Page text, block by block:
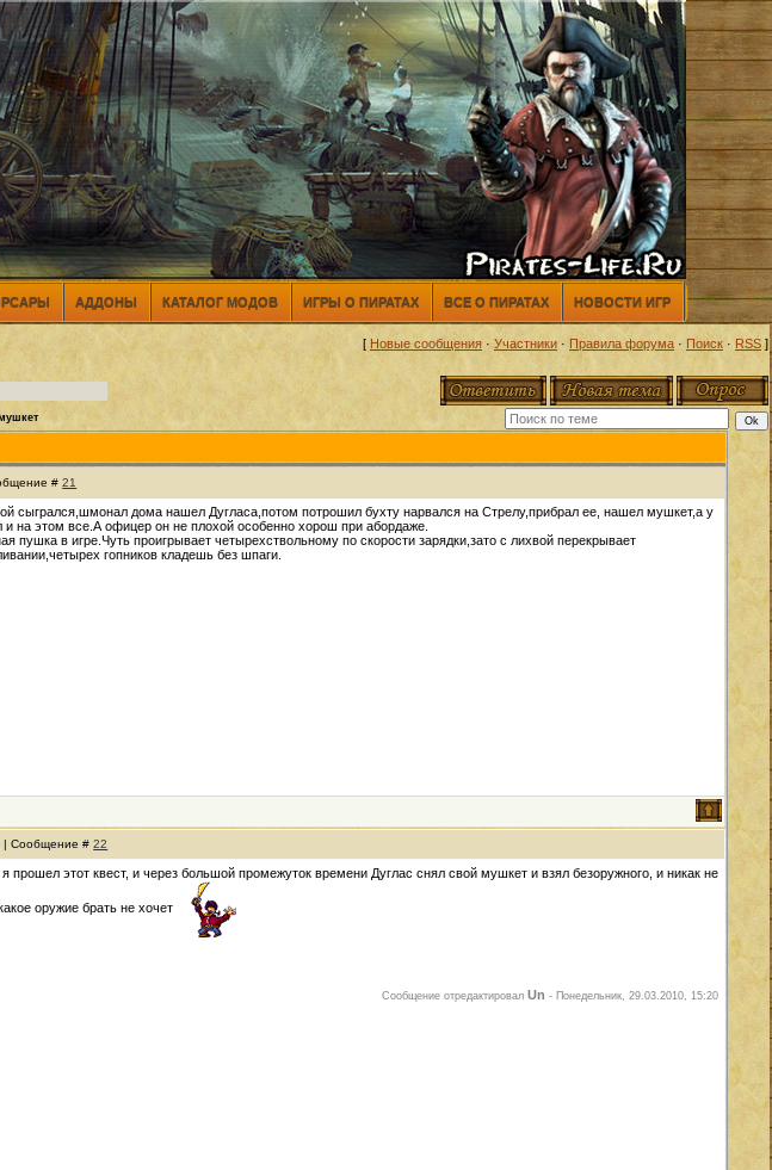
АДДОНЫ КАТАЛОГ МОДОВ ИГРЫ О ПИРАТАХ ВСЕ О ПИРАТАХ НОВОСТИ ИГР
[ Новые сообщения · Участники · Правила форума · Поиск · RSS]
#21
сыгрался,шмонал дома нашел Дугласа,потом потрошил бухту нарвался на Стрелу,прибрал ее, нашел мушкет,а у
на этом все.А офицер он не плохой особенно хорош при абордаже.
пушка в игре.Чуть проигрывает четырехствольному по скорости зарядки,зато с лихвой перекрывает
гопников кладешь без шпаги.
| Сообщение #22
прошел этот квест, и через большой промежуток времени Дуглас снял свой мушкет и взял безоружного, и никак не
оружие брать не хочет
Сообщение отредактировалUn - Понедельник, 29.03.2010, 15:20